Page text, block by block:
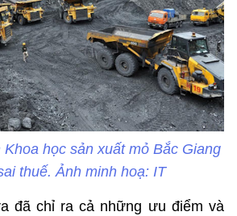
Khoa học sản xuất mỏ Bắc Giang
thuế. Ảnh minh hoạ: IT
đã chỉ ra cả những ưu điểm và